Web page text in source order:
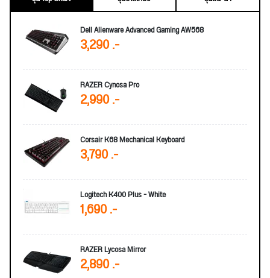
Dell Alienware Advanced Gaming AW568
3,290 .-
RAZER Cynosa Pro
2,990 .-
Corsair K68 Mechanical Keyboard
3,790 .-
Logitech K400 Plus - White
1,690 .-
RAZER Lycosa Mirror
2,890 .-